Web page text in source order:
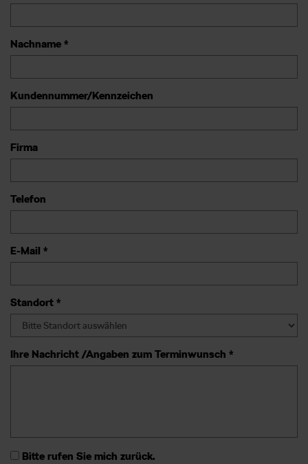
Nachname *
Kundennummer/Kennzeichen
Firma
Telefon
E-Mail *
Standort *
Ihre Nachricht /Angaben zum Terminwunsch *
Bitte rufen Sie mich zurück.